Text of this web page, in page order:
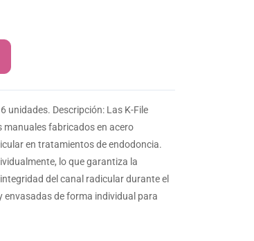
unidades. Descripción: Las K-File
manuales fabricados en acero
en tratamientos de endodoncia.
lo que garantiza la
del canal radicular durante el
de forma individual para